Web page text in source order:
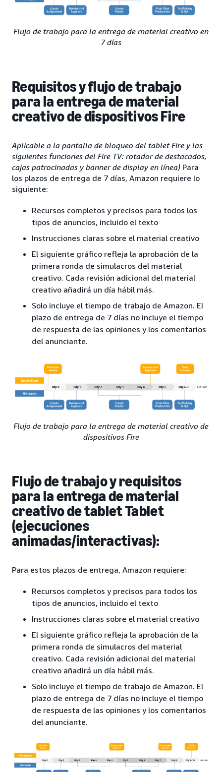
Flujo de trabajo para la entrega de material creativo en
7 días
Requisitos y flujo de trabajo
para la entrega de material
creativo de dispositivos Fire
Aplicable a la pantalla de bloqueo del tablet Fire y las
siguientes funciones del Fire TV: rotador de destacados,
cajas patrocinadas y banner de display en línea) Para
los plazos de entrega de 7 días, Amazon requiere lo
siguiente:
Recursos completos y precisos para todos los
tipos de anuncios, incluido el texto
Instrucciones claras sobre el material creativo
El siguiente gráfico refleja la aprobación de la
primera ronda de simulacros del material
creativo. Cada revisión adicional del material
creativo añadirá un día hábil más.
Solo incluye el tiempo de trabajo de Amazon. El
plazo de entrega de 7 días no incluye el tiempo
de respuesta de las opiniones y los comentarios
del anunciante.
Flujo de trabajo para la entrega de material creativo de
dispositivos Fire
Flujo de trabajo y requisitos
para la entrega de material
creativo de tablet Tablet
(ejecuciones
animadas/interactivas):
Para estos plazos de entrega, Amazon requiere:
Recursos completos y precisos para todos los
tipos de anuncios, incluido el texto
Instrucciones claras sobre el material creativo
El siguiente gráfico refleja la aprobación de la
primera ronda de simulacros del material
creativo. Cada revisión adicional del material
creativo añadirá un día hábil más.
Solo incluye el tiempo de trabajo de Amazon. El
plazo de entrega de 7 días no incluye el tiempo
de respuesta de las opiniones y los comentarios
del anunciante.